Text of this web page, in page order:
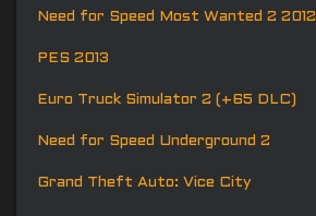
Need for Speed Most Wanted 2 2012
PES 2013
Euro Truck Simulator 2 (+65 DLC)
Need for Speed Underground 2
Grand Theft Auto: Vice City